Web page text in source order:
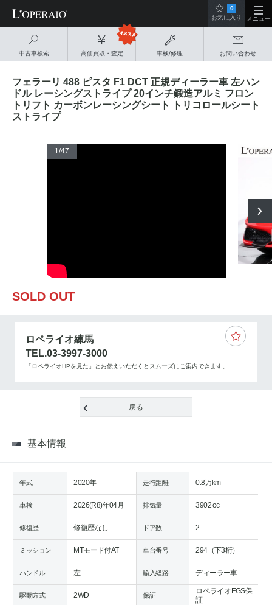
中古車検索 高価買取・査定 車検/修理 お問い合わせ
0
お気に入り
メニュー
フェラーリ 488 ピスタ F1 DCT 正規ディーラー車 左ハン
ドル レーシングストライプ 20インチ鍛造アルミ フロン
トリフト カーボンレーシングシート トリコロールシート
ストライプ
1/47
SOLD OUT
ロペライオ練馬
TEL.03-3997-3000
「ロペライオHPを見た」とお伝えいただくとスムーズにご案内できます。
戻る
基本情報
年式 2020年 走行距離 0.8万km
車検 2026(R8)年04月 排気量 3902 cc
修復歴 修復歴なし ドア数 2
ミッション MTモード付AT 車台番号 294（下3桁）
ハンドル 左 輸入経路 ディーラー車
駆動方式 2WD 保証
ロペライオEGS保
証